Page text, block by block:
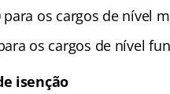
para os cargos de nível
os cargos de nível
isenção